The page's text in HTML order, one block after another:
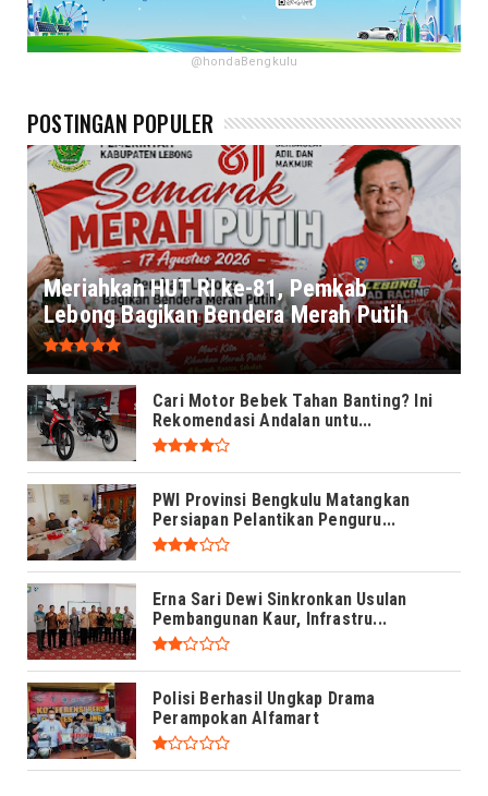
@hondaBengkulu
POSTINGAN POPULER
Meriahkan HUT RI ke-81, Pemkab
Lebong Bagikan Bendera Merah Putih
Cari Motor Bebek Tahan Banting? Ini
Rekomendasi Andalan untu...
PWI Provinsi Bengkulu Matangkan
Persiapan Pelantikan Penguru...
Erna Sari Dewi Sinkronkan Usulan
Pembangunan Kaur, Infrastru...
Polisi Berhasil Ungkap Drama
Perampokan Alfamart